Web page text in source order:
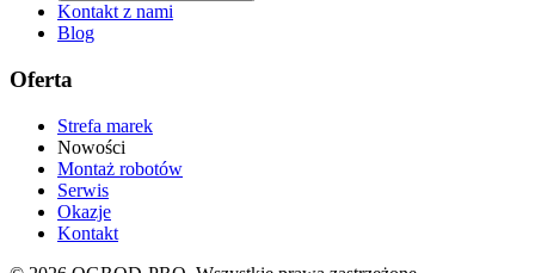
Kontakt z nami
Blog
Oferta
Strefa marek
Nowości
Montaż robotów
Serwis
Okazje
Kontakt